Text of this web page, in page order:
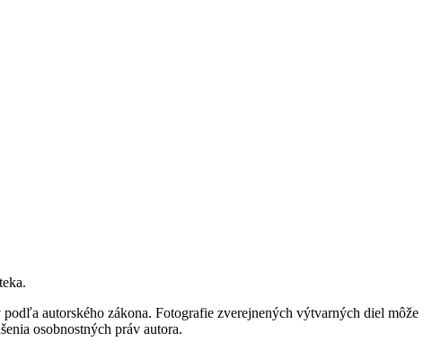
autorského zákona. Fotografie zverejnených výtvarných diel môže
osobnostných práv autora.